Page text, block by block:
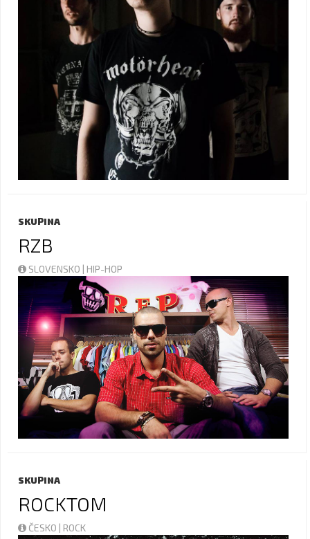
SKUPINA
RZB
SLOVENSKO | HIP-HOP
SKUPINA
ROCKTOM
ČESKO | ROCK